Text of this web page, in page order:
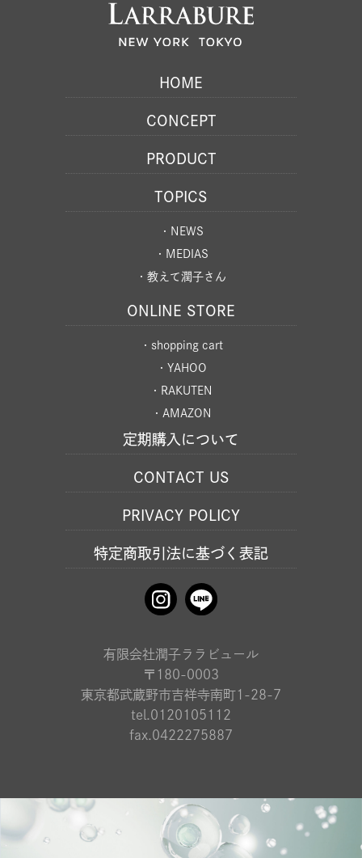
HOME
CONCEPT
PRODUCT
TOPICS
・NEWS
・MEDIAS
・教えて潤子さん
ONLINE STORE
・shopping cart
・YAHOO
・RAKUTEN
・AMAZON
定期購入について
CONTACT US
PRIVACY POLICY
特定商取引法に基づく表記
有限会社潤子ララビュール
〒180-0003
東京都武蔵野市吉祥寺南町1-28-7
tel.0120105112
fax.0422275887